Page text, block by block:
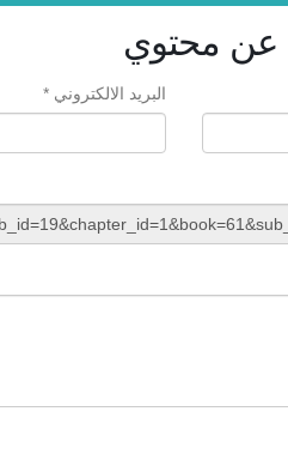
عن محتوي
البريد الالكتروني *